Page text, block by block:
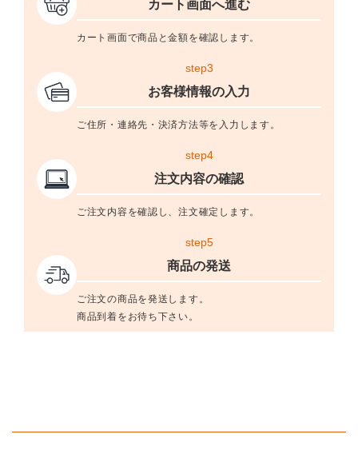
カート画面へ進む
カート画面で商品と金額を確認します。
step3
お客様情報の入力
ご住所・連絡先・決済方法等を入力します。
step4
注文内容の確認
ご注文内容を確認し、注文確定します。
step5
商品の発送
ご注文の商品を発送します。
商品到着をお待ち下さい。